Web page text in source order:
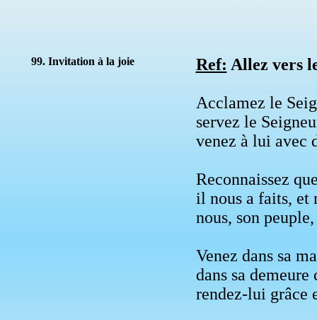
99. Invitation à la joie Ref: Allez vers
Acclamez le
servez le
venez à lui avec
Reconnaissez
il nous a faits, et
nous, son
Venez dans sa
dans sa demeure
rendez-lui grâce